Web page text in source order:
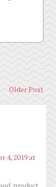
Older Post
4, 2019 at